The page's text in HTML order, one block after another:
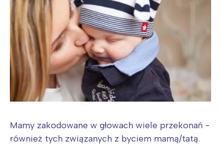
Mamy zakodowane w głowach wiele przekonań -
również tych związanych z byciem mamą/tatą.